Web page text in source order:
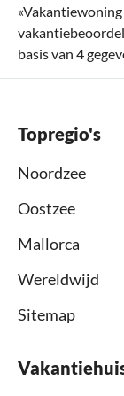
«
basis van 4
Topregio's
Noordzee
Oostzee
Mallorca
Wereldwijd
Sitemap